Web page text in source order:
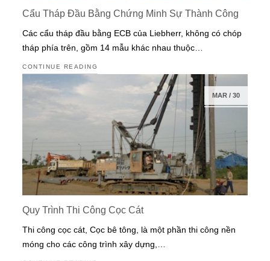
Cẩu Tháp Đầu Bằng Chứng Minh Sự Thành Công
Các cẩu tháp đầu bằng ECB của Liebherr, không có chóp
tháp phía trên, gồm 14 mẫu khác nhau thuộc…
CONTINUE READING
MAR/ 30
Quy Trình Thi Công Cọc Cát
Thi công cọc cát, Cọc bê tông, là một phần thi công nền
móng cho các công trình xây dựng,…